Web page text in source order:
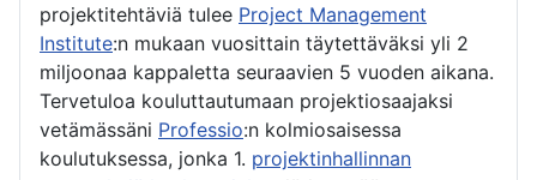
projektitehtäviä tulee Project Management
Institute:n mukaan vuosittain täytettäväksi yli 2
miljoonaa kappaletta seuraavien 5 vuoden aikana.
Tervetuloa kouluttautumaan projektiosaajaksi
vetämässäni Professio:n kolmiosaisessa
koulutuksessa, jonka 1. projektinhallinnan